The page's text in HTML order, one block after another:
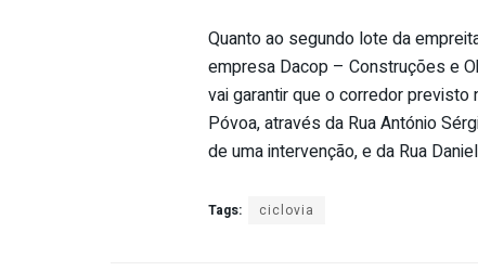
Quanto ao segundo lote da
empresa Dacop – Construções e
vai garantir que o corredor
Póvoa, através da Rua António
de uma intervenção, e da Rua
Tags: ciclovia